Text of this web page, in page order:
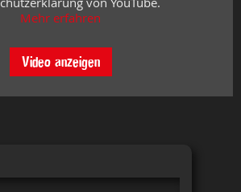
Mehr erfahren
Video anzeigen